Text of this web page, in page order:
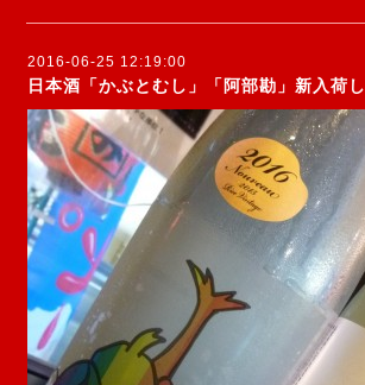
2016-06-25 12:19:00
日本酒「かぶとむし」「阿部勘」新入荷し